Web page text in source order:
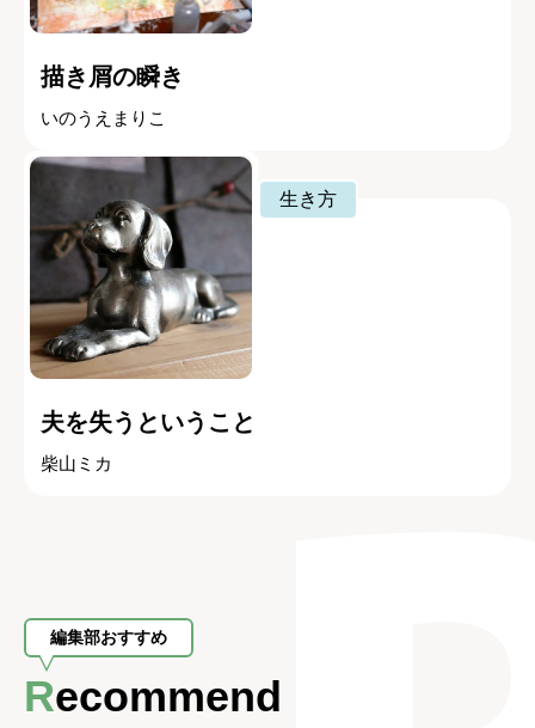
描き屑の瞬き
いのうえまりこ
生き方
夫を失うということ
柴山ミカ
編集部おすすめ
Recommend